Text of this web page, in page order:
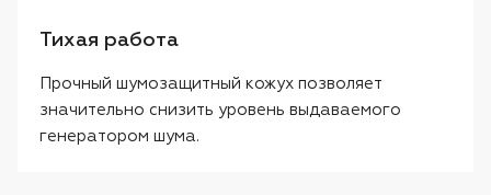
Тихая работа
Прочный шумозащитный кожух позволяет
значительно снизить уровень выдаваемого
генератором шума.